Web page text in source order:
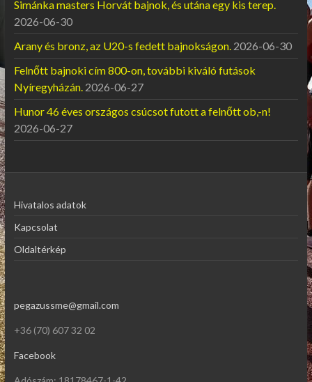
Simánka masters Horvát bajnok, és utána egy kis terep.
2026-06-30
Arany és bronz, az U20-s fedett bajnokságon. 2026-06-30
Felnőtt bajnoki cím 800-on, további kiváló futások
Nyíregyházán. 2026-06-27
Hunor 46 éves országos csúcsot futott a felnőtt ob,-n!
2026-06-27
Hivatalos adatok
Kapcsolat
Oldaltérkép
pegazussme@gmail.com
+36 (70) 607 32 02
Facebook